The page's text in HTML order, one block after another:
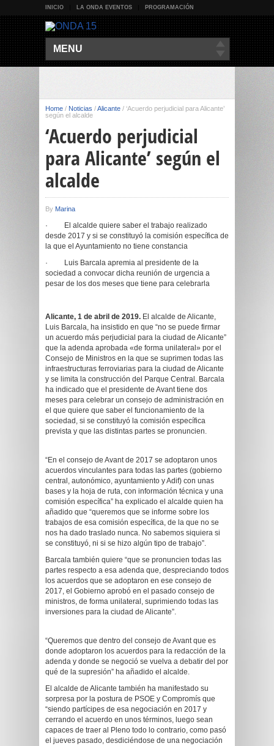
INICIO LA ONDA EVENTOS PROGRAMACIÓN
MENU
Home / Noticias /Alicante / ‘Acuerdo perjudicial para Alicante’
según el alcalde
‘Acuerdo perjudicial
para Alicante’ según el
alcalde
By Marina
·
El alcalde quiere saber el trabajo realizado
desde 2017 y si se constituyó la comisión específica de
la que el Ayuntamiento no tiene constancia
·
Luis Barcala apremia al presidente de la
sociedad a convocar dicha reunión de urgencia a
pesar de los dos meses que tiene para celebrarla
Alicante, 1 de abril de 2019. El alcalde de Alicante,
Luis Barcala, ha insistido en que “no se puede firmar
un acuerdo más perjudicial para la ciudad de Alicante”
que la adenda aprobada «de forma unilateral» por el
Consejo de Ministros en la que se suprimen todas las
infraestructuras ferroviarias para la ciudad de Alicante
y se limita la construcción del Parque Central. Barcala
ha indicado que el presidente de Avant tiene dos
meses para celebrar un consejo de administración en
el que quiere que saber el funcionamiento de la
sociedad, si se constituyó la comisión específica
prevista y que las distintas partes se pronuncien.
“En el consejo de Avant de 2017 se adoptaron unos
acuerdos vinculantes para todas las partes (gobierno
central, autonómico, ayuntamiento y Adif) con unas
bases y la hoja de ruta, con información técnica y una
comisión específica” ha explicado el alcalde quien ha
añadido que “queremos que se informe sobre los
trabajos de esa comisión específica, de la que no se
nos ha dado traslado nunca. No sabemos siquiera si
se constituyó, ni si se hizo algún tipo de trabajo”.
Barcala también quiere “que se pronuncien todas las
partes respecto a esa adenda que, despreciando todos
los acuerdos que se adoptaron en ese consejo de
2017, el Gobierno aprobó en el pasado consejo de
ministros, de forma unilateral, suprimiendo todas las
inversiones para la ciudad de Alicante”.
“Queremos que dentro del consejo de Avant que es
donde adoptaron los acuerdos para la redacción de la
adenda y donde se negoció se vuelva a debatir del por
qué de la supresión” ha añadido el alcalde.
El alcalde de Alicante también ha manifestado su
sorpresa por la postura de PSOE y Compromís que
“siendo partícipes de esa negociación en 2017 y
cerrando el acuerdo en unos términos, luego sean
capaces de traer al Pleno todo lo contrario, como pasó
el jueves pasado, desdiciéndose de una negociación